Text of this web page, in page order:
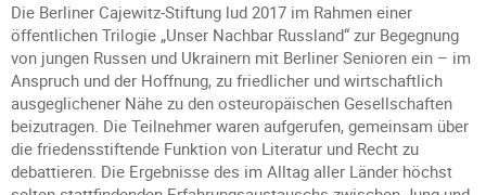
Die Berliner Cajewitz-Stiftung lud 2017 im Rahmen einer
öffentlichen Trilogie „Unser Nachbar Russland“ zur Begegnung
von jungen Russen und Ukrainern mit Berliner Senioren ein – im
Anspruch und der Hoffnung, zu friedlicher und wirtschaftlich
ausgeglichener Nähe zu den osteuropäischen Gesellschaften
beizutragen. Die Teilnehmer waren aufgerufen, gemeinsam über
die friedensstiftende Funktion von Literatur und Recht zu
debattieren. Die Ergebnisse des im Alltag aller Länder höchst